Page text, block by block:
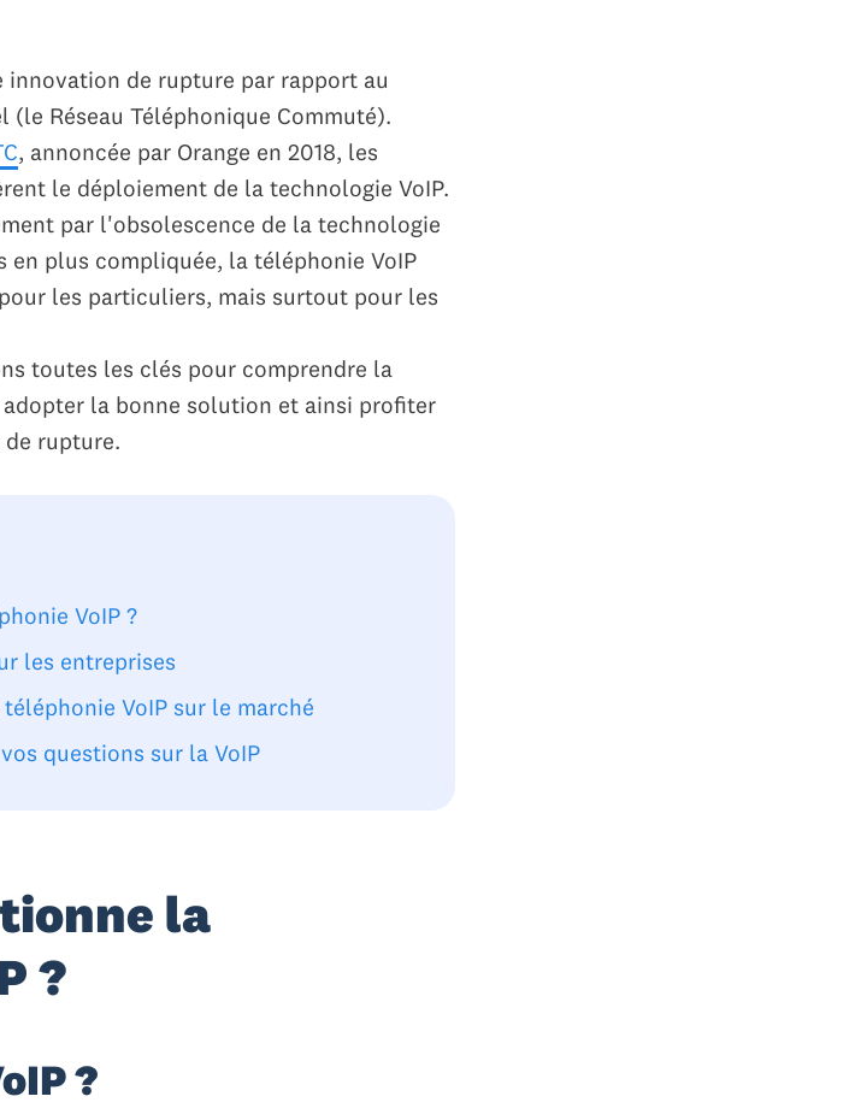
innovation de rupture par rapport au
Réseau Téléphonique Commuté).
, annoncée par Orange en 2018, les
le déploiement de la technologie VoIP.
par l'obsolescence de la technologie
en plus compliquée, la téléphonie VoIP
les particuliers, mais surtout pour les
toutes les clés pour comprendre la
la bonne solution et ainsi profiter
rupture.
VoIP ?
les entreprises
VoIP sur le marché
questions sur la VoIP
la
?
?